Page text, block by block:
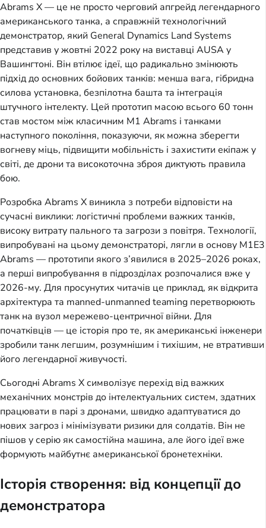
Abrams X — це не просто черговий апгрейд легендарного
американського танка, а справжній технологічний
демонстратор, який General Dynamics Land Systems
представив у жовтні 2022 року на виставці AUSA у
Вашингтоні. Він втілює ідеї, що радикально змінюють
підхід до основних бойових танків: менша вага, гібридна
силова установка, безпілотна башта та інтеграція
штучного інтелекту. Цей прототип масою всього 60 тонн
став мостом між класичним M1 Abrams і танками
наступного покоління, показуючи, як можна зберегти
вогневу міць, підвищити мобільність і захистити екіпаж у
світі, де дрони та високоточна зброя диктують правила
бою.
Розробка Abrams X виникла з потреби відповісти на
сучасні виклики: логістичні проблеми важких танків,
високу витрату пального та загрози з повітря. Технології,
випробувані на цьому демонстраторі, лягли в основу M1E3
Abrams — прототипи якого з’явилися в 2025–2026 роках,
а перші випробування в підрозділах розпочалися вже у
2026-му. Для просунутих читачів це приклад, як відкрита
архітектура та manned-unmanned teaming перетворюють
танк на вузол мережево-центричної війни. Для
початківців — це історія про те, як американські інженери
зробили танк легшим, розумнішим і тихішим, не втративши
його легендарної живучості.
Сьогодні Abrams X символізує перехід від важких
механічних монстрів до інтелектуальних систем, здатних
працювати в парі з дронами, швидко адаптуватися до
нових загроз і мінімізувати ризики для солдатів. Він не
пішов у серію як самостійна машина, але його ідеї вже
формують майбутнє американської бронетехніки.
Історія створення: від концепції до
демонстратора